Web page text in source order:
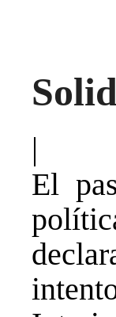
|
El